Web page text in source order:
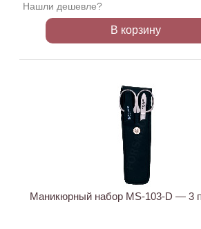
Нашли дешевле?
В корзину
Маникюрный набор MS-103-D — 3